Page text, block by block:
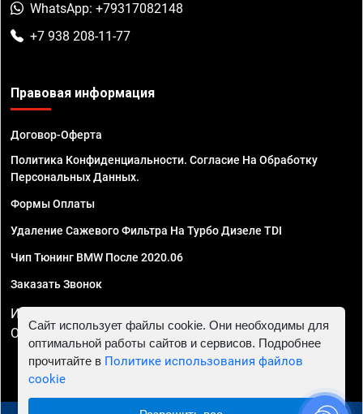
WhatsApp: +79317082148
+7 938 208-11-77
Правовая информация
Договор-Оферта
Политика Конфиденциальности. Согласие На Обработку
Персональных Данных.
Формы Оплаты
Удаление Сажевого Фильтра На Турбо Дизеле TDI
Чип Тюнинг BMW После 2020.06
Заказать Звонок
ИП Смирнов Георгий Павлович. ИНН 781302555843,
ОГРНИП 324470400032610
Сайт использует файлы cookie. Они необходимы для
оптимальной работы сайтов и сервисов. Подробнее
прочитайте в Политике использования файлов
cookie